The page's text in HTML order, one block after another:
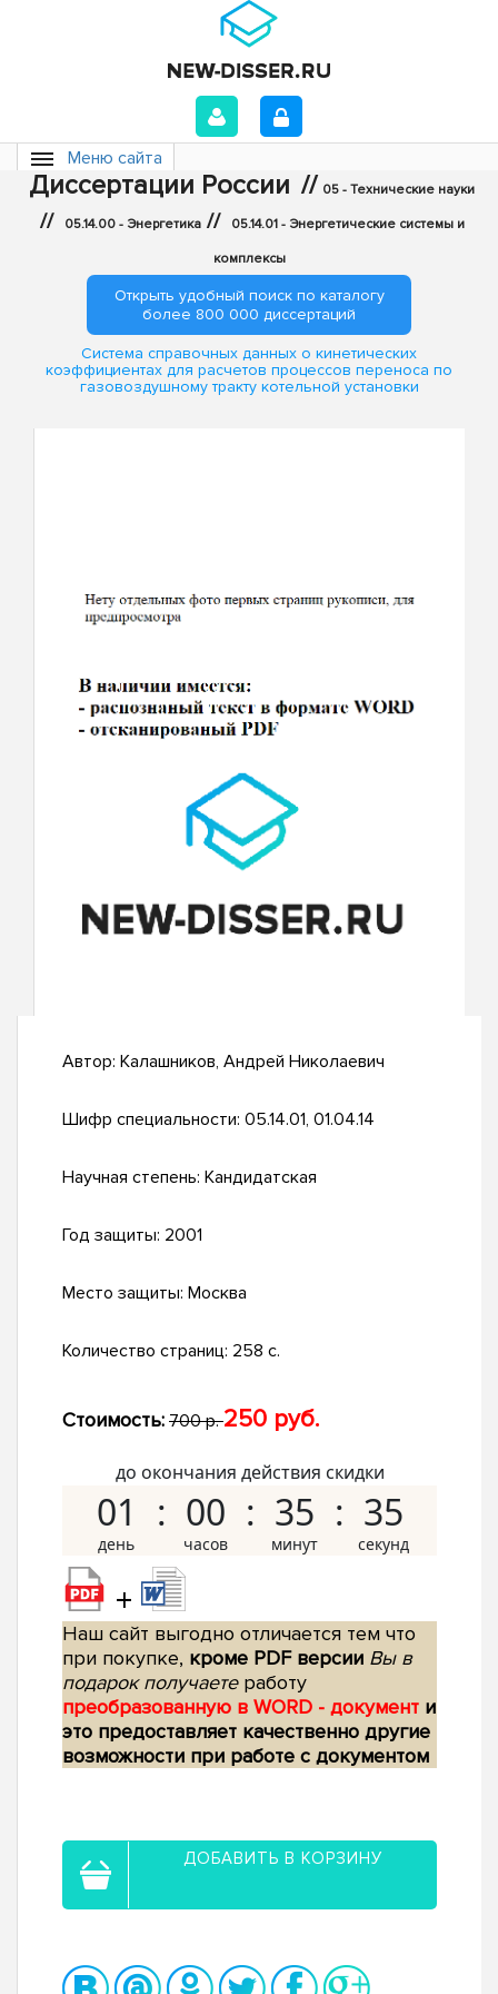
Меню сайта
Диссертации России // 05 - Технические науки
// 05.14.00 - Энергетика // 05.14.01 - Энергетические системы и
комплексы
Открыть удобный поиск по каталогу
более 800 000 диссертаций
Система справочных данных о кинетических
коэффициентах для расчетов процессов переноса по
газовоздушному тракту котельной установки
Автор: Калашников, Андрей Николаевич
Шифр специальности: 05.14.01, 01.04.14
Научная степень: Кандидатская
Год защиты: 2001
Место защиты: Москва
Количество страниц: 258 с.
Стоимость: 700 р.250 руб.
до окончания действия скидки
01 00 35 34
+
Наш сайт выгодно отличается тем что
при покупке, кроме PDF версии Вы в
подарок получаетеработу
преобразованную в WORD - документ и
это предоставляет качественно другие
возможности при работе с документом
ДОБАВИТЬ В КОРЗИНУ